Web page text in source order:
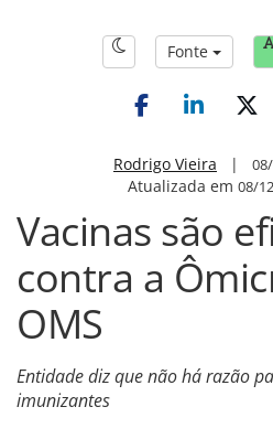
Fonte
Rodrigo Vieira |
Atualizada em 08/
Vacinas são
contra a
OMS
Entidade diz que não há razão
imunizantes